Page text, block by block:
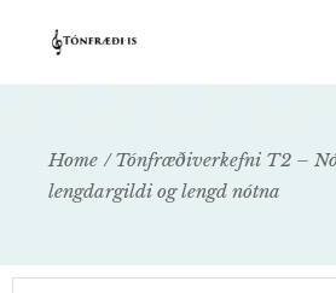
Home
Tónfræðiverkefni T2 –
lengdargildi og lengd nótna